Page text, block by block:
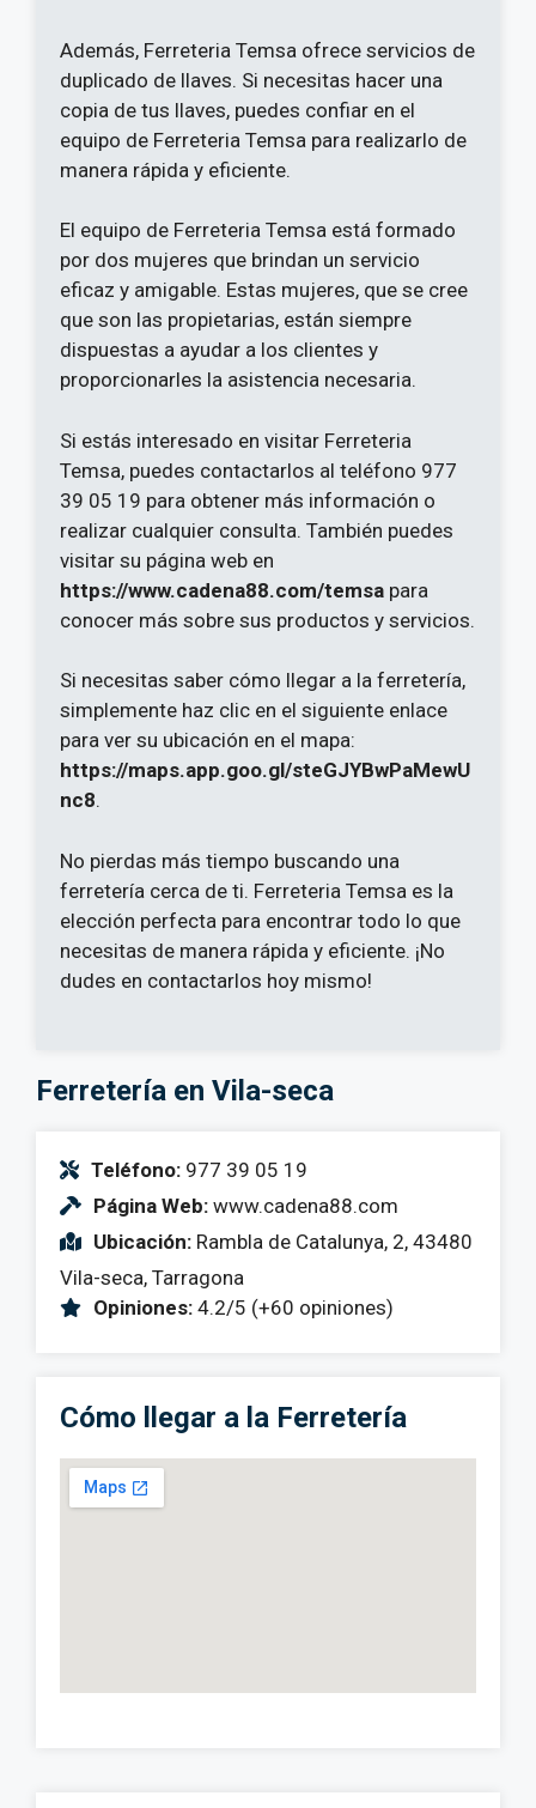
Además, Ferreteria Temsa ofrece servicios de
duplicado de llaves. Si necesitas hacer una
copia de tus llaves, puedes confiar en el
equipo de Ferreteria Temsa para realizarlo de
manera rápida y eficiente.
El equipo de Ferreteria Temsa está formado
por dos mujeres que brindan un servicio
eficaz y amigable. Estas mujeres, que se cree
que son las propietarias, están siempre
dispuestas a ayudar a los clientes y
proporcionarles la asistencia necesaria.
Si estás interesado en visitar Ferreteria
Temsa, puedes contactarlos al teléfono 977
39 05 19 para obtener más información o
realizar cualquier consulta. También puedes
visitar su página web en
https://www.cadena88.com/temsa para
conocer más sobre sus productos y servicios.
Si necesitas saber cómo llegar a la ferretería,
simplemente haz clic en el siguiente enlace
para ver su ubicación en el mapa:
https://maps.app.goo.gl/steGJYBwPaMewU
nc8.
No pierdas más tiempo buscando una
ferretería cerca de ti. Ferreteria Temsa es la
elección perfecta para encontrar todo lo que
necesitas de manera rápida y eficiente. ¡No
dudes en contactarlos hoy mismo!
Ferretería en Vila-seca
Teléfono: 977 39 05 19
Página Web: www.cadena88.com
Ubicación: Rambla de Catalunya, 2, 43480
Vila-seca, Tarragona
Opiniones: 4.2/5 (+60 opiniones)
Cómo llegar a la Ferretería